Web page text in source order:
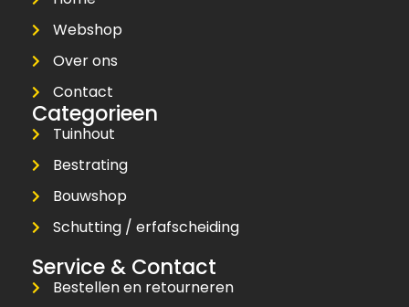
Webshop
Over ons
Contact
Categorieen
Tuinhout
Bestrating
Bouwshop
Schutting / erfafscheiding
Service & Contact
Bestellen en retourneren